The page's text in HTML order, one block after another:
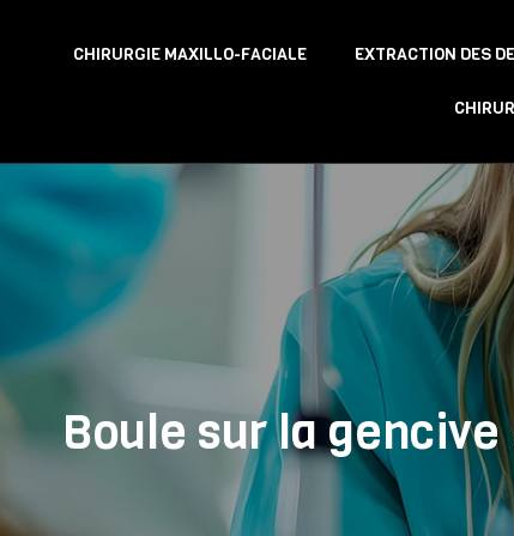
EXTRACTION DES
CHIRURGIE MAXILLO-FACIALE
Boule sur la